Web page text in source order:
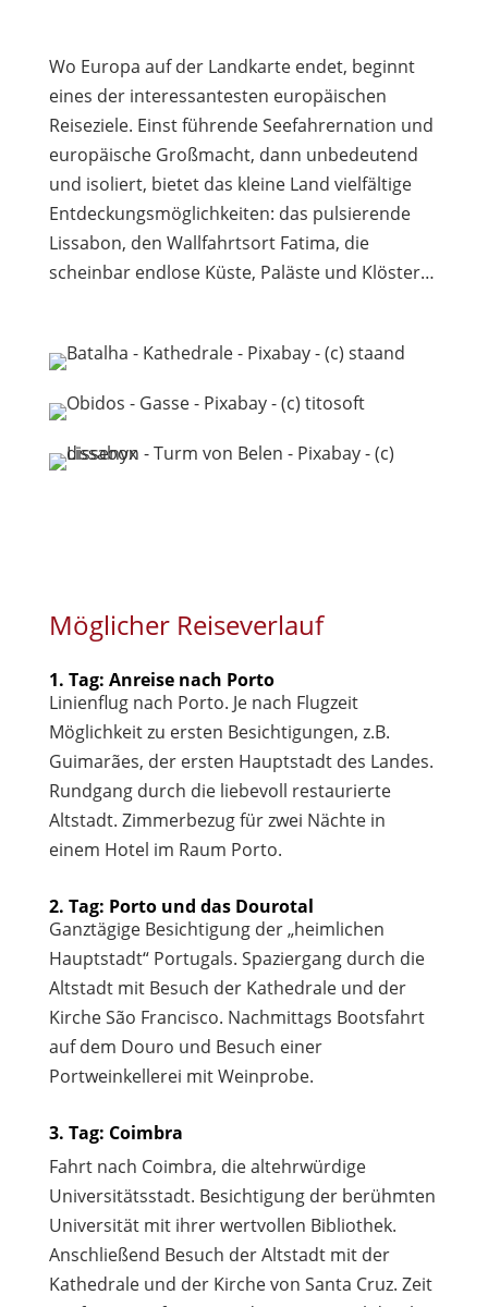
Wo Europa auf der Landkarte endet, beginnt
eines der interessantesten europäischen
Reiseziele. Einst führende Seefahrernation und
europäische Großmacht, dann unbedeutend
und isoliert, bietet das kleine Land vielfältige
Entdeckungsmöglichkeiten: das pulsierende
Lissabon, den Wallfahrtsort Fatima, die
scheinbar endlose Küste, Paläste und Klöster…
Möglicher Reiseverlauf
1. Tag: Anreise nach Porto
Linienflug nach Porto. Je nach Flugzeit
Möglichkeit zu ersten Besichtigungen, z.B.
Guimarães, der ersten Hauptstadt des Landes.
Rundgang durch die liebevoll restaurierte
Altstadt. Zimmerbezug für zwei Nächte in
einem Hotel im Raum Porto.
2. Tag: Porto und das Dourotal
Ganztägige Besichtigung der „heimlichen
Hauptstadt“ Portugals. Spaziergang durch die
Altstadt mit Besuch der Kathedrale und der
Kirche São Francisco. Nachmittags Bootsfahrt
auf dem Douro und Besuch einer
Portweinkellerei mit Weinprobe.
3. Tag: Coimbra
Fahrt nach Coimbra, die altehrwürdige
Universitätsstadt. Besichtigung der berühmten
Universität mit ihrer wertvollen Bibliothek.
Anschließend Besuch der Altstadt mit der
Kathedrale und der Kirche von Santa Cruz. Zeit